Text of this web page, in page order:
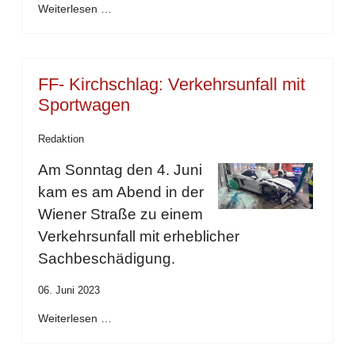
Weiterlesen …
FF- Kirchschlag: Verkehrsunfall mit
Sportwagen
Redaktion
Am Sonntag den 4. Juni
kam es am Abend in der
Wiener Straße zu einem
Verkehrsunfall mit erheblicher
Sachbeschädigung.
06. Juni 2023
Weiterlesen …